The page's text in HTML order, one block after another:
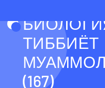
ТИББИЁТ
(167)